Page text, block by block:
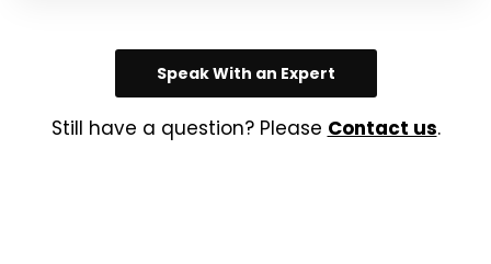
Speak With an Expert
Still have a question? Please Contact us.